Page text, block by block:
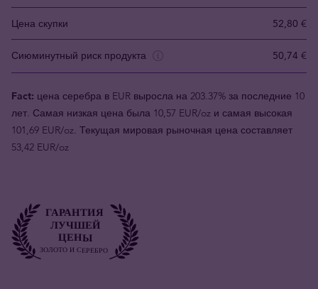
Цена скупки 52,80 €
Сиюминутный риск продукта 50,74 €
Fact: цена серебра в EUR выросла на 203.37% за последние 10
лет. Самая низкая цена была 10,57 EUR/oz и самая высокая
101,69 EUR/oz. Текущая мировая рыночная цена составляет
53,42 EUR/oz